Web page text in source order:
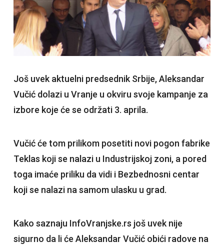
Još uvek aktuelni predsednik Srbije, Aleksandar
Vučić dolazi u Vranje u okviru svoje kampanje za
izbore koje će se održati 3. aprila.
Vučić će tom prilikom posetiti novi pogon fabrike
Teklas koji se nalazi u Industrijskoj zoni, a pored
toga imaće priliku da vidi i Bezbednosni centar
koji se nalazi na samom ulasku u grad.
Kako saznaju InfoVranjske.rs još uvek nije
sigurno da li će Aleksandar Vučić obići radove na